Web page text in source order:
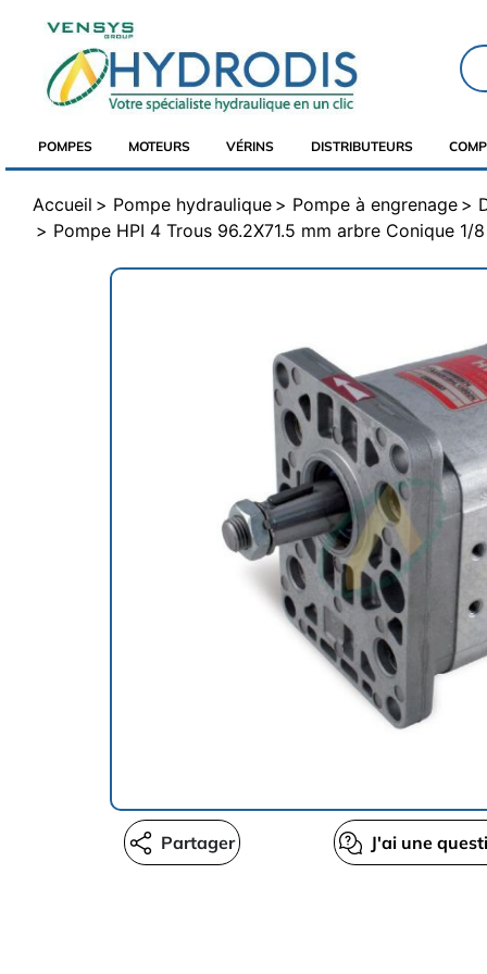
POMPES MOTEURS VÉRINS DISTRIBUTEURS
Accueil Pompe hydraulique Pompe à engrenage
Pompe HPI 4 Trous 96.2X71.5 mm arbre Conique
J'ai une
Partager